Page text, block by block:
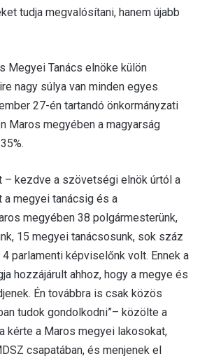
tudja megvalósítani, hanem újabb
Megyei Tanács elnöke külön
nagy súlya van minden egyes
27-én tartandó önkormányzati
Maros megyében a magyarság
– kezdve a szövetségi elnök úrtól a
a megyei tanácsig és a
megyében 38 polgármesterünk,
15 megyei tanácsosunk, sok száz
parlamenti képviselőnk volt. Ennek a
hozzájárult ahhoz, hogy a megye és
Én továbbra is csak közös
tudok gondolkodni”– közölte a
kérte a Maros megyei lakosokat,
csapatában, és menjenek el